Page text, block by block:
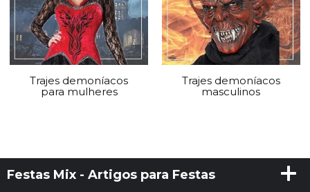
Trajes demoníacos
para mulheres
Trajes demoníacos
masculinos
Festas Mix - Artigos para Festas